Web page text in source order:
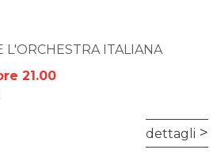
L'ORCHESTRA ITALIANA
21.00
dettagli